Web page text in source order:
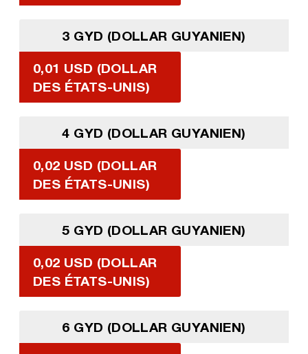
3 GYD (DOLLAR GUYANIEN)
0,01 USD (DOLLAR
DES ÉTATS-UNIS)
4 GYD (DOLLAR GUYANIEN)
0,02 USD (DOLLAR
DES ÉTATS-UNIS)
5 GYD (DOLLAR GUYANIEN)
0,02 USD (DOLLAR
DES ÉTATS-UNIS)
6 GYD (DOLLAR GUYANIEN)